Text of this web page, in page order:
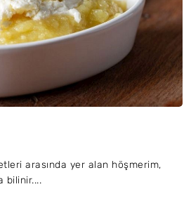
arasında yer alan höşmerim,
bilinir....